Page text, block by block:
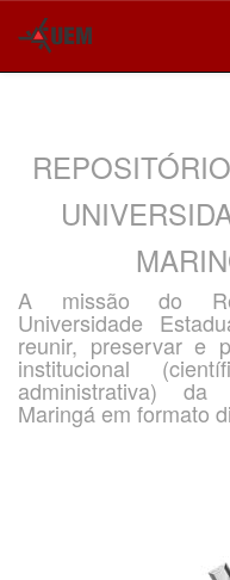
A missão do
Universidade
reunir, preservar e
institucional
administrativa) da
Maringá em formato